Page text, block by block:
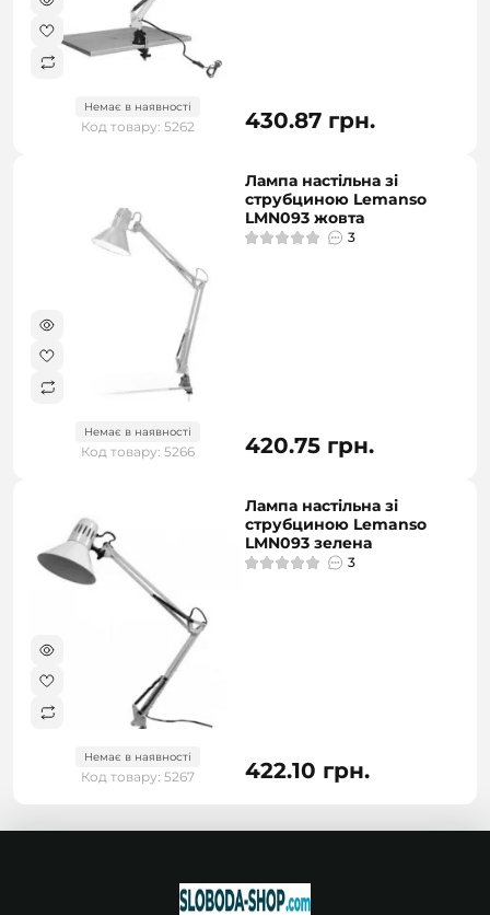
Немає в наявності
Код товару: 5262 430.87 грн.
Немає в наявності
Код товару: 5266
Лампа настільна зі
струбциною Lemanso
LMN093 жовта
3
420.75 грн.
Немає в наявності
Код товару: 5267
Лампа настільна зі
струбциною Lemanso
LMN093 зелена
3
422.10 грн.